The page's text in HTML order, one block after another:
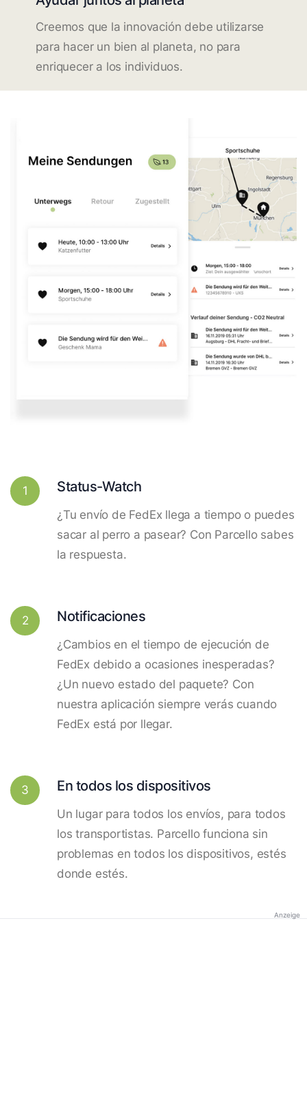
Creemos que la innovación debe utilizarse
para hacer un bien al planeta, no para
enriquecer a los individuos.
1 Status-Watch
¿Tu envío de FedEx llega a tiempo o puedes
sacar al perro a pasear? Con Parcello sabes
la respuesta.
2 Notificaciones
¿Cambios en el tiempo de ejecución de
FedEx debido a ocasiones inesperadas?
¿Un nuevo estado del paquete? Con
nuestra aplicación siempre verás cuando
FedEx está por llegar.
3 En todos los dispositivos
Un lugar para todos los envíos, para todos
los transportistas. Parcello funciona sin
problemas en todos los dispositivos, estés
donde estés.
Anzeige